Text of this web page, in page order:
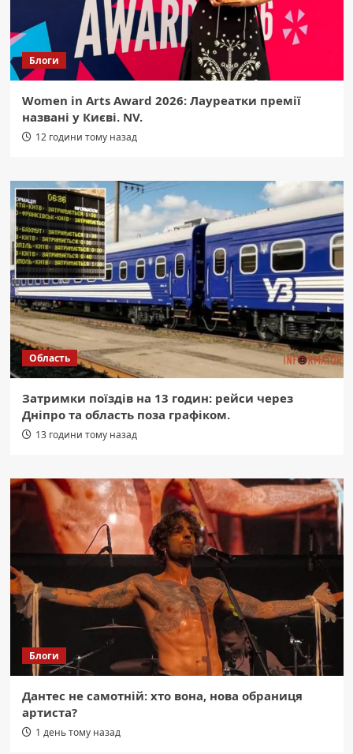
Блоги
Women in Arts Award 2026: Лауреатки премії
названі у Києві. NV.
12 години тому назад
Область
Затримки поїздів на 13 годин: рейси через
Дніпро та область поза графіком.
13 години тому назад
Блоги
Дантес не самотній: хто вона, нова обраниця
артиста?
1 день тому назад